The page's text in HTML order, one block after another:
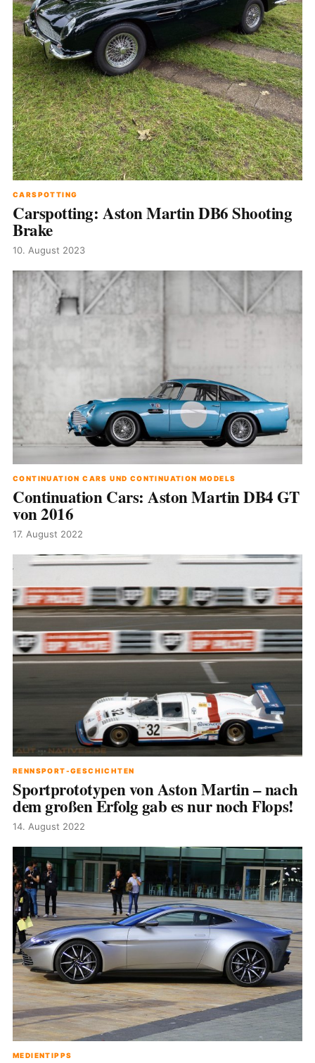
CARSPOTTING
Carspotting: Aston Martin DB6 Shooting
Brake
10. August 2023
CONTINUATION CARS UND CONTINUATION MODELS
Continuation Cars: Aston Martin DB4 GT
von 2016
17. August 2022
RENNSPORT-GESCHICHTEN
Sportprototypen von Aston Martin – nach
dem großen Erfolg gab es nur noch Flops!
14. August 2022
MEDIENTIPPS